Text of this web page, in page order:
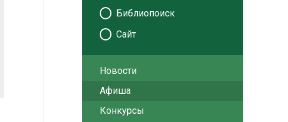
Библиопоиск
Сайт
Новости
Афиша
Конкурсы